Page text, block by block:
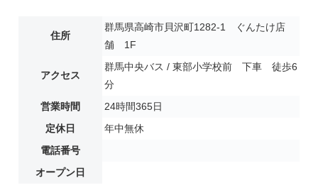
住所
群馬県高崎市貝沢町1282-1 ぐんたけ店
舗 1F
アクセス
群馬中央バス / 東部小学校前 下車 徒歩6
分
営業時間
24時間365日
定休日
年中無休
電話番号
オープン日